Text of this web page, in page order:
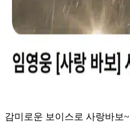
감미로운 보이스로 사랑바보